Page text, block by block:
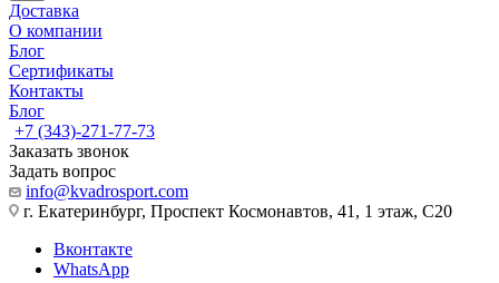
Доставка
О компании
Блог
Сертификаты
Контакты
Блог
+7 (343)-271-77-73
Заказать звонок
Задать вопрос
info@kvadrosport.com
г. Екатеринбург, Проспект Космонавтов, 41, 1 этаж, С20
Вконтакте
WhatsApp